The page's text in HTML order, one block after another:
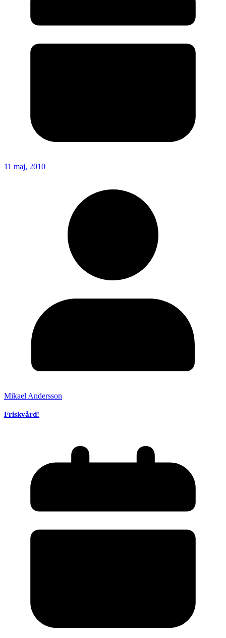
11 maj, 2010
Mikael Andersson
Friskvård!